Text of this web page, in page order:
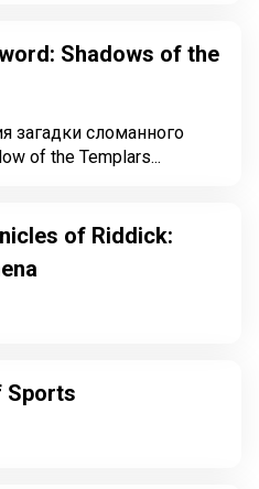
Shadows of the
загадки сломанного
of the Templars...
of Riddick:
Sports